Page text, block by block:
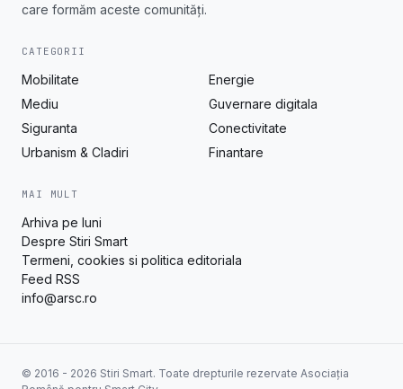
care formăm aceste comunități.
CATEGORII
Mobilitate
Energie
Mediu
Guvernare digitala
Siguranta
Conectivitate
Urbanism & Cladiri
Finantare
MAI MULT
Arhiva pe luni
Despre Stiri Smart
Termeni, cookies si politica editoriala
Feed RSS
info@arsc.ro
© 2016 - 2026 Stiri Smart. Toate drepturile rezervate Asociația